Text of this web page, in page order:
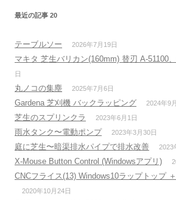
最近の記事 20
テーブルソー 2026年7月19日
マキタ 芝生バリカン(160mm) 替刃 A-51100
日
丸ノコの集塵 2025年7月6日
Gardena 芝刈機 バックラッピング 2024年9
芝生のスプリンクラ 2023年6月1日
雨水タンク〜電動ポンプ 2023年3月30日
庭に芝生〜暗渠排水パイプで排水改善 2023
X-Mouse Button Control (Windowsアプリ)
CNCフライス(13) Windows10ラップトップ
2020年10月24日